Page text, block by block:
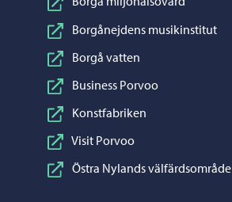
Borgånejdens musikinstitut
Borgå vatten
Business Porvoo
Konstfabriken
Visit Porvoo
Östra Nylands välfärdsområde